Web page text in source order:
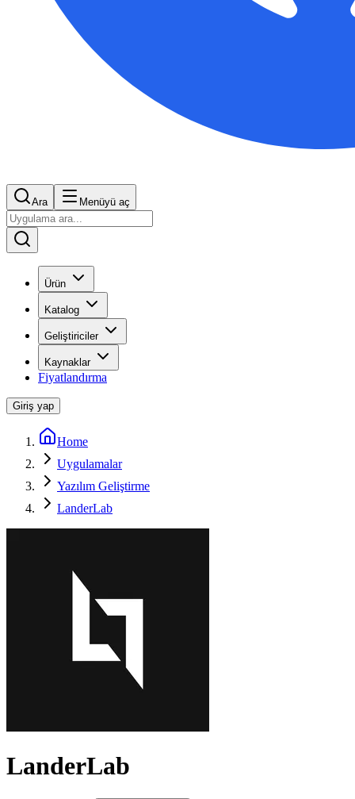
Ara Menüyü aç
Ürün
Katalog
Geliştiriciler
Kaynaklar
Fiyatlandırma
Giriş yap
Home
Uygulamalar
Yazılım Geliştirme
LanderLab
LanderLab